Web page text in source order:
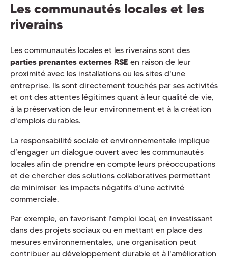
Les communautés locales et les
riverains
Les communautés locales et les riverains sont des
parties prenantes externes RSE en raison de leur
proximité avec les installations ou les sites d'une
entreprise. Ils sont directement touchés par ses activités
et ont des attentes légitimes quant à leur qualité de vie,
à la préservation de leur environnement et à la création
d'emplois durables.
La responsabilité sociale et environnementale implique
d’engager un dialogue ouvert avec les communautés
locales afin de prendre en compte leurs préoccupations
et de chercher des solutions collaboratives permettant
de minimiser les impacts négatifs d’une activité
commerciale.
Par exemple, en favorisant l'emploi local, en investissant
dans des projets sociaux ou en mettant en place des
mesures environnementales, une organisation peut
contribuer au développement durable et à l'amélioration